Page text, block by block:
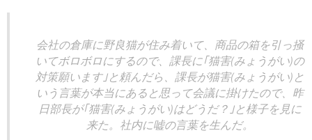
会社の倉庫に野良猫が住み着いて、商品の箱を引っ掻
いてボロボロにするので、課長に｢猫害(みょうがい)の
対策願います｣と頼んだら、課長が猫害(みょうがい)と
いう言葉が本当にあると思って会議に掛けたので、昨
日部長が｢猫害(みょうがい)はどうだ？｣と様子を見に
来た。社内に嘘の言葉を生んだ。